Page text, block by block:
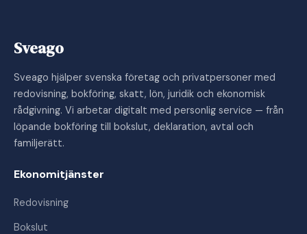
Sveago
Sveago hjälper svenska företag och privatpersoner med
redovisning, bokföring, skatt, lön, juridik och ekonomisk
rådgivning. Vi arbetar digitalt med personlig service — från
löpande bokföring till bokslut, deklaration, avtal och
familjerätt.
Ekonomitjänster
Redovisning
Bokslut